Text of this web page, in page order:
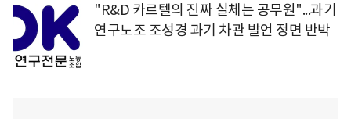
"R&D 카르텔의 진짜 실체는 공무원"...과기
연구노조 조성경 과기 차관 발언 정면 반박